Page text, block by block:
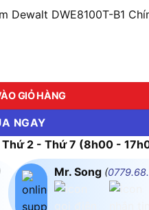
Dewalt DWE8100T-B1
DWE8100T-B1 số lượng
GIỎ HÀNG
NGAY
Thứ 2 - Thứ 7 (8h00 -
Mr. Song (